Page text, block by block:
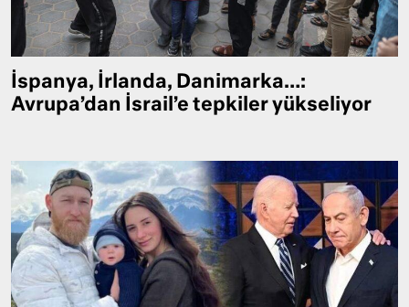
İspanya, İrlanda, Danimarka…:
Avrupa’dan İsrail’e tepkiler yükseliyor